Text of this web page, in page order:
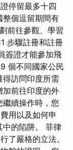
停留最多十四
整個逗留期間有
前往參觀、學習
步驟註冊和註冊
簽證才能參加飛
個不同國家公民
訪問印度所需
加前往印度的外
續操作時，您
用以及如何申
中的陷阱。 菲律
了嚴格的立法。